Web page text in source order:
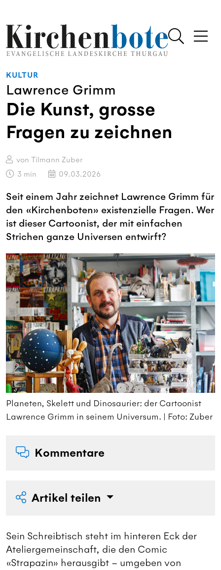
KULTUR
Lawrence Grimm
Die Kunst, grosse
Fragen zu zeichnen
von Tilmann Zuber
3 min 09.03.2026
Seit einem Jahr zeichnet Lawrence Grimm für
den «Kirchenboten» existenzielle Fragen. Wer
ist dieser Cartoonist, der mit einfachen
Strichen ganze Universen entwirft?
Planeten, Skelett und Dinosaurier: der Cartoonist
Lawrence Grimm in seinem Universum. | Foto: Zuber
Kommentare
Artikel teilen
Sein Schreibtisch steht im hinteren Eck der
Ateliergemeinschaft, die den Comic
«Strapazin» herausgibt – umgeben von